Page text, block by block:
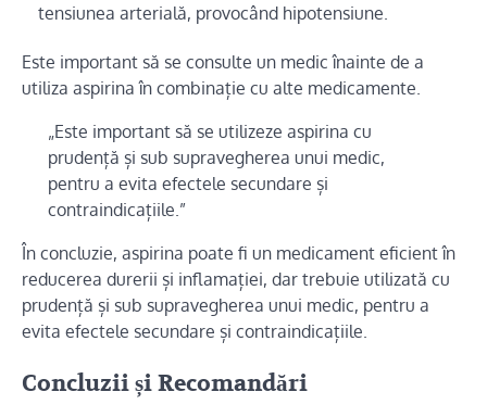
tensiunea arterială, provocând hipotensiune.
Este important să se consulte un medic înainte de a
utiliza aspirina în combinație cu alte medicamente.
„Este important să se utilizeze aspirina cu
prudență și sub supravegherea unui medic,
pentru a evita efectele secundare și
contraindicațiile.”
În concluzie, aspirina poate fi un medicament eficient în
reducerea durerii și inflamației, dar trebuie utilizată cu
prudență și sub supravegherea unui medic, pentru a
evita efectele secundare și contraindicațiile.
Concluzii și Recomandări